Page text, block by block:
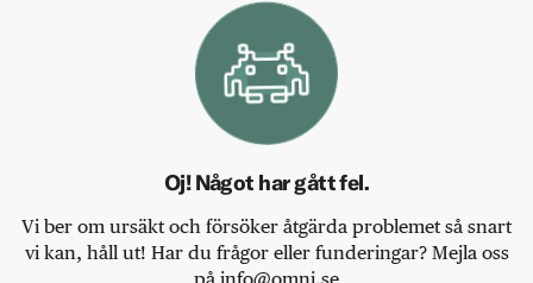
Oj! Något har gått fel.
Vi ber om ursäkt och försöker åtgärda problemet så snart
vi kan, håll ut! Har du frågor eller funderingar? Mejla oss